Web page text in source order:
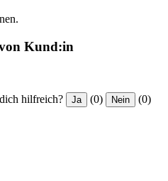
Kund:in
hilfreich? Ja (0) Nein (0)